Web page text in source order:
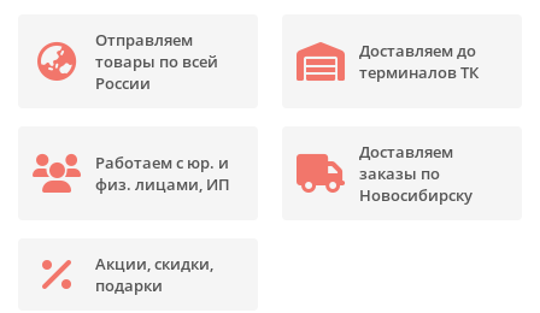
Отправляем
товары по всей
России
Доставляем до
терминалов ТК
Работаем с юр. и
физ. лицами, ИП
Доставляем
заказы по
Новосибирску
Акции, скидки,
подарки